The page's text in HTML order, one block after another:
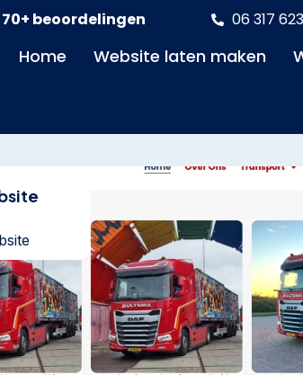
beoordelingen 06 317
Home Website laten maken